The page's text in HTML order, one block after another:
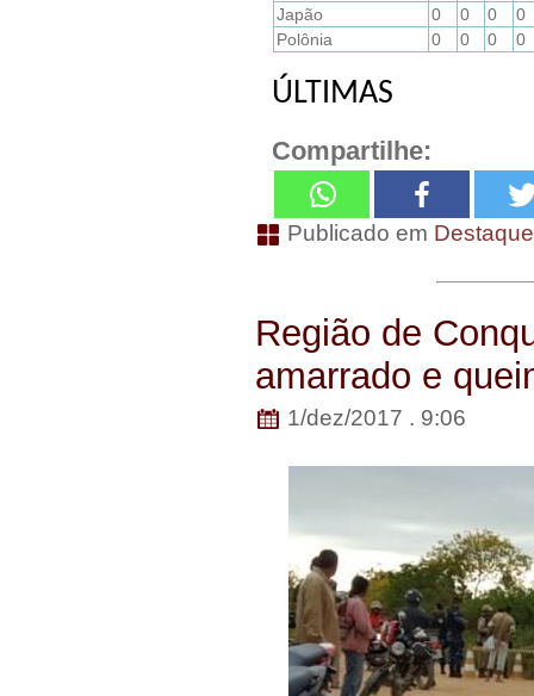
Japão
0 0 0
0
Polônia
0 0 0 0
ÚLTIMAS
Compartilhe:
Publicado em
Região de
amarrado e
1/dez/2017 . 9:06